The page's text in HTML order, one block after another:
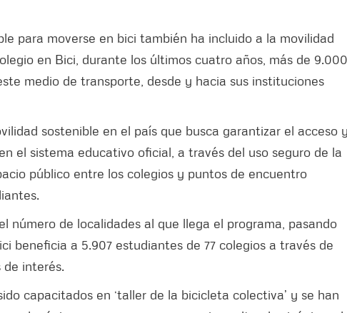
para moverse en bici también ha incluido a la movilidad
en Bici, durante los últimos cuatro años, más de 9.000
medio de transporte, desde y hacia sus instituciones
sostenible en el país que busca garantizar el acceso y
el sistema educativo oficial, a través del uso seguro de la
público entre los colegios y puntos de encuentro
número de localidades al que llega el programa, pasando
beneficia a 5.907 estudiantes de 77 colegios a través de
interés.
capacitados en ‘taller de la bicicleta colectiva’ y se han